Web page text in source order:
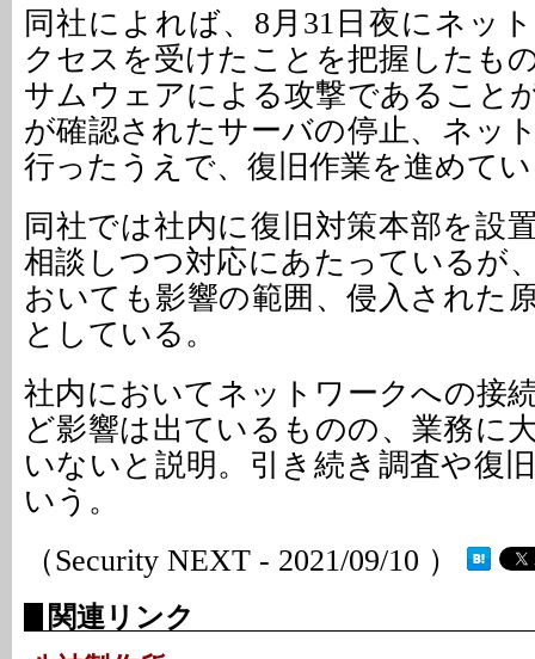
同社によれば、8月31日夜にネッ
クセスを受けたことを把握したも
サムウェアによる攻撃であること
が確認されたサーバの停止、ネッ
行ったうえで、復旧作業を進めて
同社では社内に復旧対策本部を設
相談しつつ対応にあたっているが
おいても影響の範囲、侵入された
としている。
社内においてネットワークへの接
ど影響は出ているものの、業務に
いないと説明。引き続き調査や復
いう。
（Security NEXT - 2021/09/10 ）
関連リンク